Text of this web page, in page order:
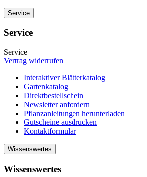
Service
Service
Service
Vertrag widerrufen
Interaktiver Blätterkatalog
Gartenkatalog
Direktbestellschein
Newsletter anfordern
Pflanzanleitungen herunterladen
Gutscheine ausdrucken
Kontaktformular
Wissenswertes
Wissenswertes